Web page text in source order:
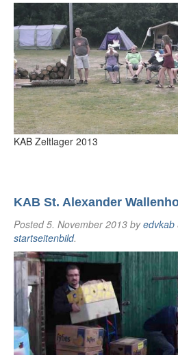
KAB Zeltlager 2013
KAB St. Alexander
Posted5. November 2013 byedvkab
startseitenbild.